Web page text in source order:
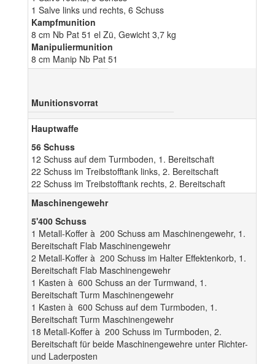
1 Salve links und rechts, 6 Schuss
Kampfmunition
8 cm Nb Pat 51 el Zü, Gewicht 3,7 kg
Manipuliermunition
8 cm Manip Nb Pat 51
Munitionsvorrat
Hauptwaffe
56 Schuss
12 Schuss auf dem Turmboden, 1. Bereitschaft
22 Schuss im Treibstofftank links, 2. Bereitschaft
22 Schuss im Treibstofftank rechts, 2. Bereitschaft
Maschinengewehr
5'400 Schuss
1 Metall-Koffer à 200 Schuss am Maschinengewehr, 1.
Bereitschaft Flab Maschinengewehr
2 Metall-Koffer à 200 Schuss im Halter Effektenkorb, 1.
Bereitschaft Flab Maschinengewehr
1 Kasten à 600 Schuss an der Turmwand, 1.
Bereitschaft Turm Maschinengewehr
1 Kasten à 600 Schuss auf dem Turmboden, 1.
Bereitschaft Turm Maschinengewehr
18 Metall-Koffer à 200 Schuss im Turmboden, 2.
Bereitschaft für beide Maschinengewehre unter Richter-
und Laderposten